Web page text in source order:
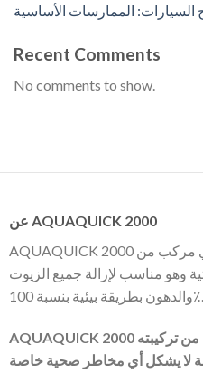
الممارسات الأساسية
Recent Comments
No comments to show.
عن AQUAQUICK 2000
AQUAQUICK 2000 هو منتج تنظيف حيوي مائي ثوري مركب من
وهو مناسب لإزالة جميع الزيوت
والدهون بطريقة بيئية بنسبة 100٪.
AQUAQUICK 2000 عديم اللون والرائحة وعلى الرغم من تركيبته